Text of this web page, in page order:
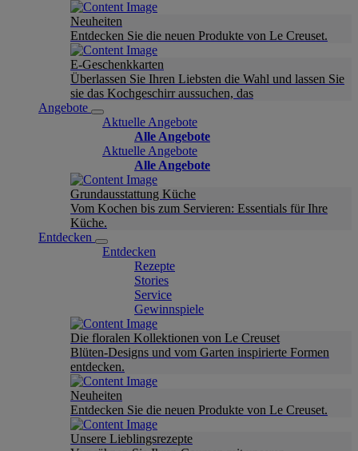
Neuheiten
Entdecken Sie die neuen Produkte von Le Creuset.
E-Geschenkkarten
Überlassen Sie Ihren Liebsten die Wahl und lassen Sie
sie das Kochgeschirr aussuchen, das
Angebote
Aktuelle Angebote
Alle Angebote
Aktuelle Angebote
Alle Angebote
Grundausstattung Küche
Vom Kochen bis zum Servieren: Essentials für Ihre
Küche.
Entdecken
Entdecken
Rezepte
Stories
Service
Gewinnspiele
Die floralen Kollektionen von Le Creuset
Blüten-Designs und vom Garten inspirierte Formen
entdecken.
Neuheiten
Entdecken Sie die neuen Produkte von Le Creuset.
Unsere Lieblingsrezepte